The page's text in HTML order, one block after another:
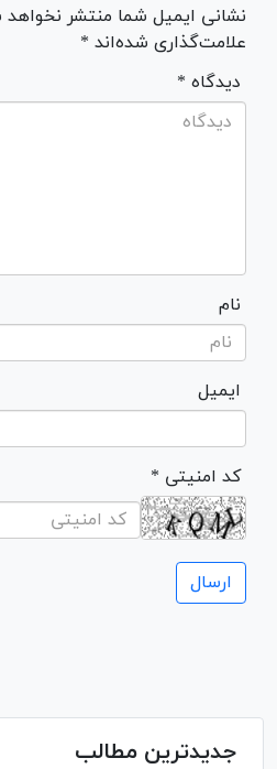
نشانی ایمیل شما منتشر
علامت‌گذاری شده‌اند *
* دیدگاه
نام
ایمیل
* کد امنیتی
جدیدترین مطالب